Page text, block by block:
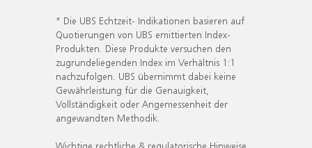
* Die UBS Echtzeit- Indikationen basieren auf
Quotierungen von UBS emittierten Index-
Produkten. Diese Produkte versuchen den
zugrundeliegenden Index im Verhältnis 1:1
nachzufolgen. UBS übernimmt dabei keine
Gewährleistung für die Genauigkeit,
Vollständigkeit oder Angemessenheit der
angewandten Methodik.